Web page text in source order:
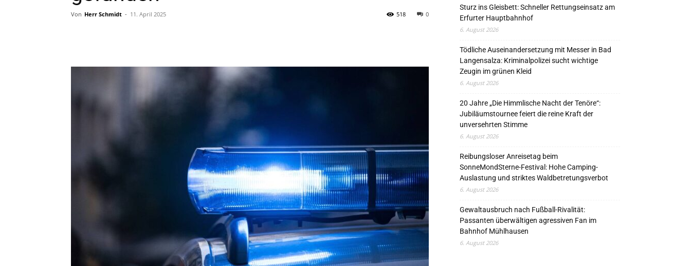
Von Herr Schmidt - 11. April 2025 0
518
Sturz ins Gleisbett: Schneller Rettungseinsatz am
Erfurter Hauptbahnhof
6. August 2026
Tödliche Auseinandersetzung mit Messer in Bad
Langensalza: Kriminalpolizei sucht wichtige
Zeugin im grünen Kleid
6. August 2026
20 Jahre „Die Himmlische Nacht der Tenöre“:
Jubiläumstournee feiert die reine Kraft der
unversehrten Stimme
6. August 2026
Reibungsloser Anreisetag beim
SonneMondSterne-Festival: Hohe Camping-
Auslastung und striktes Waldbetretungsverbot
6. August 2026
Gewaltausbruch nach Fußball-Rivalität:
Passanten überwältigen agressiven Fan im
Bahnhof Mühlhausen
6. August 2026